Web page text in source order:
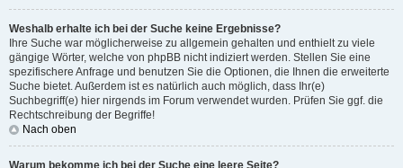
Weshalb erhalte ich bei der Suche keine Ergebnisse?
Ihre Suche war möglicherweise zu allgemein gehalten und enthielt zu viele
gängige Wörter, welche von phpBB nicht indiziert werden. Stellen Sie eine
spezifischere Anfrage und benutzen Sie die Optionen, die Ihnen die erweiterte
Suche bietet. Außerdem ist es natürlich auch möglich, dass Ihr(e)
Suchbegriff(e) hier nirgends im Forum verwendet wurden. Prüfen Sie ggf. die
Rechtschreibung der Begriffe!
Nach oben
Warum bekomme ich bei der Suche eine leere Seite?